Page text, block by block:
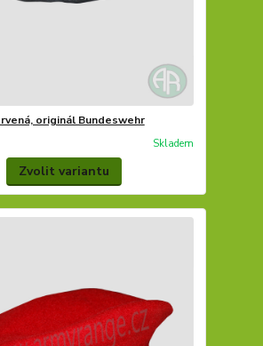
originál Bundeswehr
Skladem
Zvolit variantu